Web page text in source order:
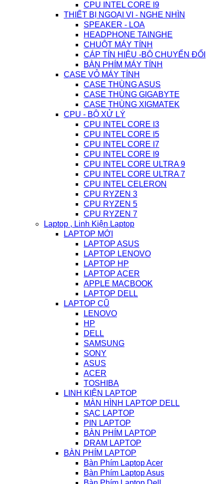
CPU INTEL CORE I9
THIẾT BỊ NGOẠI VI - NGHE NHÌN
SPEAKER - LOA
HEADPHONE TAINGHE
CHUỘT MÁY TÍNH
CÁP TÍN HIỆU -BỘ CHUYỂN ĐỔI
BÀN PHÍM MÁY TÍNH
CASE VỎ MÁY TÍNH
CASE THÙNG ASUS
CASE THÙNG GIGABYTE
CASE THÙNG XIGMATEK
CPU - BỘ XỬ LÝ
CPU INTEL CORE I3
CPU INTEL CORE I5
CPU INTEL CORE I7
CPU INTEL CORE I9
CPU INTEL CORE ULTRA 9
CPU INTEL CORE ULTRA 7
CPU INTEL CELERON
CPU RYZEN 3
CPU RYZEN 5
CPU RYZEN 7
Laptop , Linh Kiện Laptop
LAPTOP MỚI
LAPTOP ASUS
LAPTOP LENOVO
LAPTOP HP
LAPTOP ACER
APPLE MACBOOK
LAPTOP DELL
LAPTOP CŨ
LENOVO
HP
DELL
SAMSUNG
SONY
ASUS
ACER
TOSHIBA
LINH KIỆN LAPTOP
MÀN HÌNH LAPTOP DELL
SẠC LAPTOP
PIN LAPTOP
BÀN PHÍM LAPTOP
DRAM LAPTOP
BÀN PHÍM LAPTOP
Bàn Phím Laptop Acer
Bàn Phím Laptop Asus